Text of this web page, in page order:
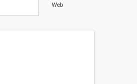
Web